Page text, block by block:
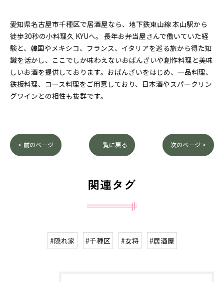
愛知県名古屋市千種区で居酒屋なら、地下鉄東山線 本山駅から
徒歩30秒の小料理久 KYUへ。 長年お弁当屋さんで働いていた経
験と、韓国やメキシコ、フランス、イタリアを巡る旅から得た知
識を活かし、ここでしか味わえないおばんざいや創作料理と美味
しいお酒を提供しております。おばんざいをはじめ、一品料理、
鉄板料理、コース料理をご用意しており、日本酒やスパークリン
グワインとの相性も抜群です。
< 前のページ 一覧に戻る 次のページ >
関連タグ
#隠れ家 #千種区 #女将 #居酒屋